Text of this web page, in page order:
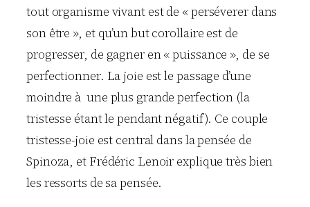
tout organisme vivant est de « perséverer dans
son être », et qu’un but corollaire est de
progresser, de gagner en « puissance », de se
perfectionner. La joie est le passage d’une
moindre à une plus grande perfection (la
tristesse étant le pendant négatif). Ce couple
tristesse-joie est central dans la pensée de
Spinoza, et Frédéric Lenoir explique très bien
les ressorts de sa pensée.